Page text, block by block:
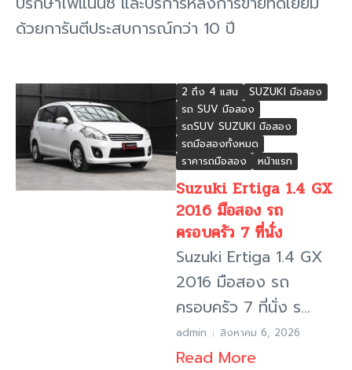
ด้วยการันตีประสบการณ์กว่า 10 ปี
2 ถึง 4 แสน
SUZUKI มือสอง
รถ SUV มือสอง
รถSUV SUZUKI มือสอง
รถมือสองทั้งหมด
ราคารถมือสอง
หน้าแรก
Suzuki Ertiga 1.4 GX
2016 มือสอง รถ
ครอบครัว 7 ที่นั่ง
Suzuki Ertiga 1.4 GX
2016 มือสอง รถ
ครอบครัว 7 ที่นั่ง ร...
admin สิงหาคม 6, 2026
Read More